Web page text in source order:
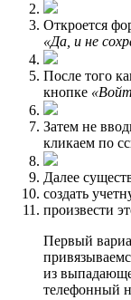
Откроется
«Да, и не
После того
кнопке
Затем не
кликаем по
Далее
создать
произвести
Первый
из
телефонный